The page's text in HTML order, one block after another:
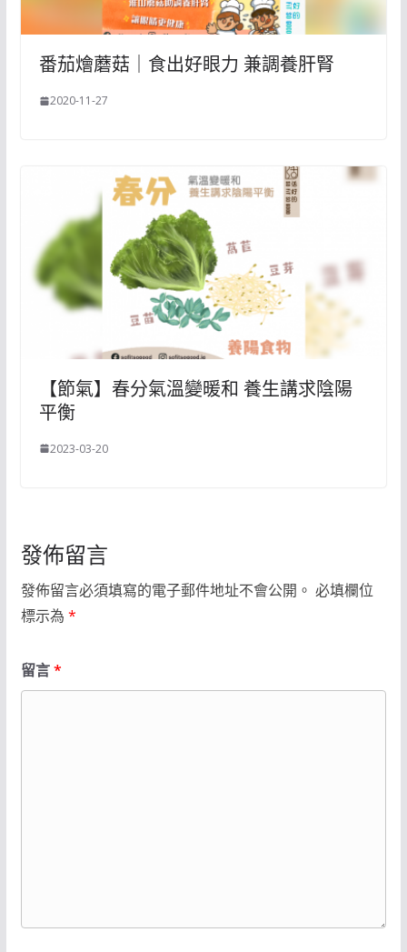
番茄燴蘑菇｜食出好眼力 兼調養肝腎
2020-11-27
【節氣】春分氣溫變暖和 養生講求陰陽
平衡
2023-03-20
發佈留言
發佈留言必須填寫的電子郵件地址不會公開。 必填欄位
標示為 *
留言*